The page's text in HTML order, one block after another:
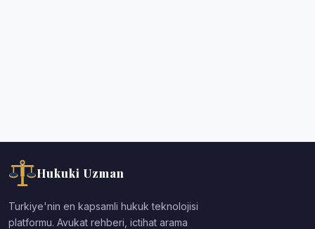
Hukuki Uzman
Turkiye'nin en kapsamli hukuk teknolojisi
platformu. Avukat rehberi, ictihat arama